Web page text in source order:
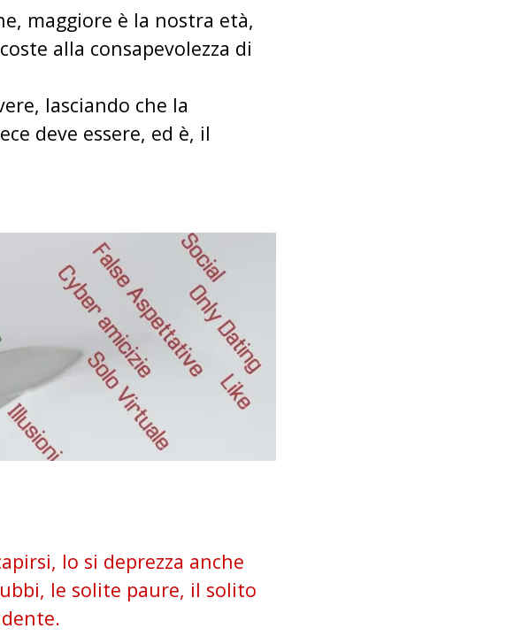
maggiore è la nostra età,
alla consapevolezza di
lasciando che la
deve essere, ed è, il
lo si deprezza anche
le solite paure, il solito